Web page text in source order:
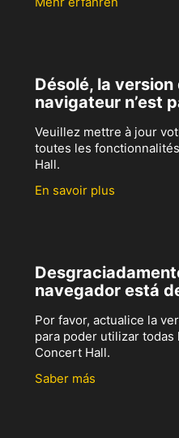
Désolé, la
navigateur n’est
Veuillez mettre à jour
toutes les
Hall.
En savoir plus
navegador está
Por favor, actualice la
para poder utilizar
Concert Hall.
Saber más